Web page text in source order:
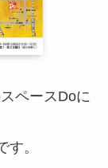
ペースDoに
す。